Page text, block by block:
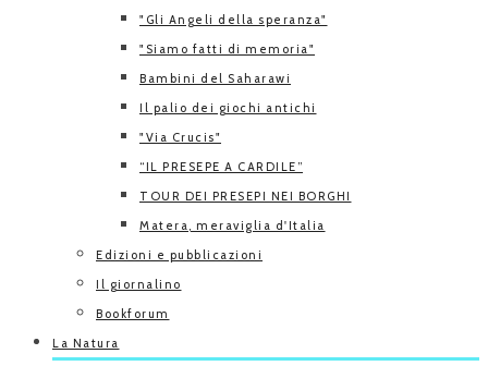
"Gli Angeli della speranza"
"Siamo fatti di memoria"
Bambini del Saharawi
Il palio dei giochi antichi
"Via Crucis"
“IL PRESEPE A CARDILE”
TOUR DEI PRESEPI NEI BORGHI
Matera, meraviglia d'Italia
Edizioni e pubblicazioni
Il giornalino
Bookforum
La Natura